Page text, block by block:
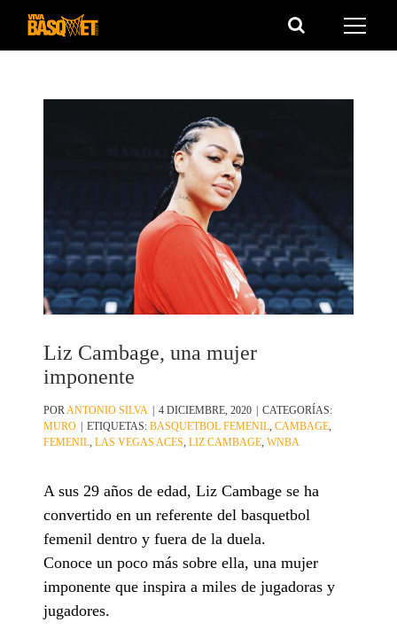
Saltar
Liz Cambage, una mujer
imponente
POR ANTONIO SILVA | 4 DICIEMBRE, 2020 | CATEGORÍAS:
MURO | ETIQUETAS:BASQUETBOL FEMENIL ,CAMBAGE
FEMENIL ,LAS VEGAS ACES ,LIZ CAMBAGE ,WNBA
A sus 29 años de edad, Liz Cambage se ha
convertido en un referente del basquetbol
femenil dentro y fuera de la duela.
Conoce un poco más sobre ella, una mujer
imponente que inspira a miles de jugadoras y
jugadores.